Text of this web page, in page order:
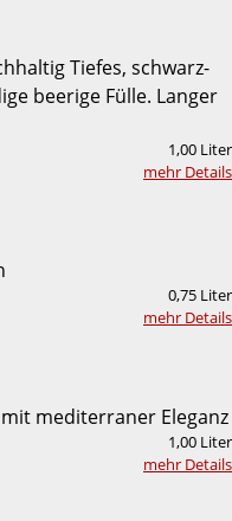
Tiefes, schwarz-
beerige Fülle. Langer
1,00 Liter
mehr Details
0,75 Liter
mehr Details
mediterraner Eleganz
1,00 Liter
mehr Details